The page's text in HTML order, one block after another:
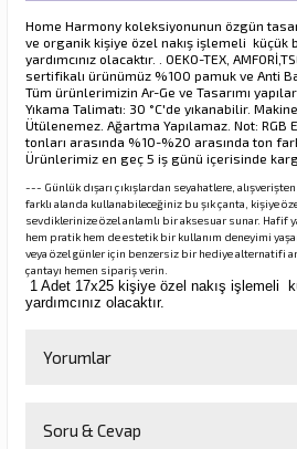
Home Harmony koleksiyonunun özgün
ve organik kişiye özel nakış işlemeli küçük
yardımcınız olacaktır. . OEKO-TEX,
sertifikalı ürünümüz %100 pamuk ve Anti
Tüm ürünlerimizin Ar-Ge ve Tasarımı
Yıkama Talimatı: 30 °C'de yıkanabilir.
Ütülenemez. Ağartma Yapılamaz. Not:
tonları arasında %10-%20 arasında ton
Ürünlerimiz en geç 5 iş günü içerisinde
--- Günlük dışarı çıkışlardan seyahatlere,
farklı alanda kullanabileceğiniz bu şık çanta, kişiye
sevdiklerinize özel anlamlı bir aksesuar sunar. Hafif
hem pratik hem de estetik bir kullanım deneyimi
veya özel günler için benzersiz bir hediye alternatifi
çantayı hemen sipariş verin.
1 Adet 17x25 kişiye özel nakış işlemeli
yardımcınız olacaktır.
Yorumlar
Soru & Cevap